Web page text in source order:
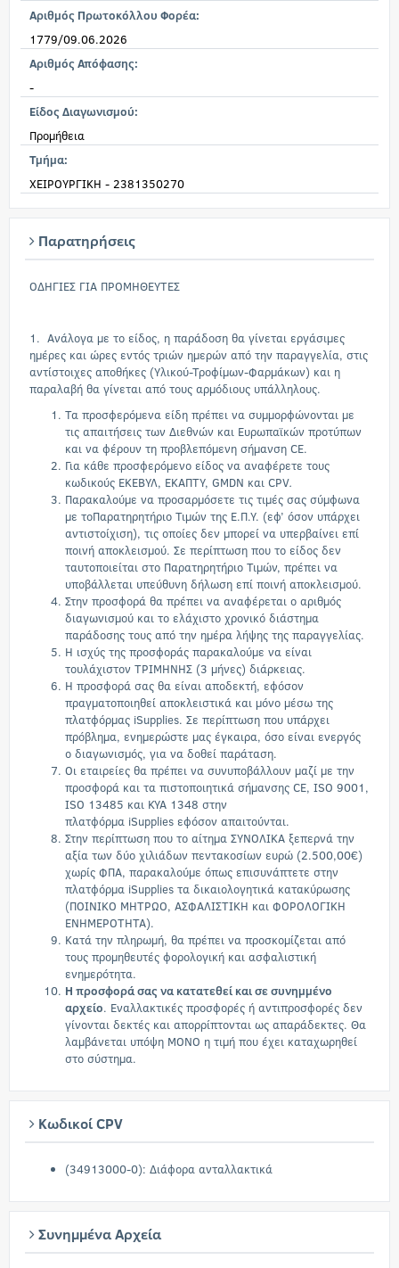
Αριθμός Πρωτοκόλλου Φορέα:
1779/09.06.2026
Αριθμός Απόφασης:
-
Είδος Διαγωνισμού:
Προμήθεια
Τμήμα:
ΧΕΙΡΟΥΡΓΙΚΗ - 2381350270
Παρατηρήσεις
ΟΔΗΓΙΕΣ ΓΙΑ ΠΡΟΜΗΘΕΥΤΕΣ
1. Ανάλογα με το είδος, η παράδοση θα γίνεται εργάσιμες
ημέρες και ώρες εντός τριών ημερών από την παραγγελία, στις
αντίστοιχες αποθήκες (Υλικού-Τροφίμων-Φαρμάκων) και η
παραλαβή θα γίνεται από τους αρμόδιους υπάλληλους.
Τα προσφερόμενα είδη πρέπει να συμμορφώνονται με
τις απαιτήσεις των Διεθνών και Ευρωπαϊκών προτύπων
και να φέρουν τη προβλεπόμενη σήμανση CE.
Για κάθε προσφερόμενο είδος να αναφέρετε τους
κωδικούς ΕΚΕΒΥΛ, ΕΚΑΠΤΥ, GMDN και CPV.
Παρακαλούμε να προσαρμόσετε τις τιμές σας σύμφωνα
με τοΠαρατηρητήριο Τιμών της Ε.Π.Υ. (εφ’ όσον υπάρχει
αντιστοίχιση), τις οποίες δεν μπορεί να υπερβαίνει επί
ποινή αποκλεισμού. Σε περίπτωση που το είδος δεν
ταυτοποιείται στο Παρατηρητήριο Τιμών, πρέπει να
υποβάλλεται υπεύθυνη δήλωση επί ποινή αποκλεισμού.
Στην προσφορά θα πρέπει να αναφέρεται ο αριθμός
διαγωνισμού και το ελάχιστο χρονικό διάστημα
παράδοσης τους από την ημέρα λήψης της παραγγελίας.
Η ισχύς της προσφοράς παρακαλούμε να είναι
τουλάχιστον ΤΡΙΜΗΝΗΣ (3 μήνες) διάρκειας.
Η προσφορά σας θα είναι αποδεκτή, εφόσον
πραγματοποιηθεί αποκλειστικά και μόνο μέσω της
πλατφόρμας iSupplies. Σε περίπτωση που υπάρχει
πρόβλημα, ενημερώστε μας έγκαιρα, όσο είναι ενεργός
ο διαγωνισμός, για να δοθεί παράταση.
Οι εταιρείες θα πρέπει να συνυποβάλλουν μαζί με την
προσφορά και τα πιστοποιητικά σήμανσης CE, ISO 9001,
ISO 13485 και ΚΥΑ 1348 στην
πλατφόρμα iSupplies εφόσον απαιτούνται.
Στην περίπτωση που το αίτημα ΣΥΝΟΛΙΚΑ ξεπερνά την
αξία των δύο χιλιάδων πεντακοσίων ευρώ (2.500,00€)
χωρίς ΦΠΑ, παρακαλούμε όπως επισυνάπτετε στην
πλατφόρμα iSupplies τα δικαιολογητικά κατακύρωσης
(ΠΟΙΝΙΚΟ ΜΗΤΡΩΟ, ΑΣΦΑΛΙΣΤΙΚΗ και ΦΟΡΟΛΟΓΙΚΗ
ΕΝΗΜΕΡΟΤΗΤΑ).
Κατά την πληρωμή, θα πρέπει να προσκομίζεται από
τους προμηθευτές φορολογική και ασφαλιστική
ενημερότητα.
Η προσφορά σας να κατατεθεί και σε συνημμένο
αρχείο. Εναλλακτικές προσφορές ή αντιπροσφορές δεν
γίνονται δεκτές και απορρίπτονται ως απαράδεκτες. Θα
λαμβάνεται υπόψη ΜΟΝΟ η τιμή που έχει καταχωρηθεί
στο σύστημα.
Κωδικοί CPV
(34913000-0): Διάφορα ανταλλακτικά
Συνημμένα Αρχεία